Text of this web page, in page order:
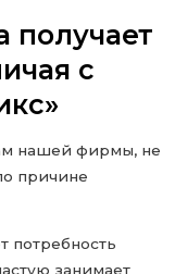
получает
с
нашей фирмы, не
причине
потребность
занимает